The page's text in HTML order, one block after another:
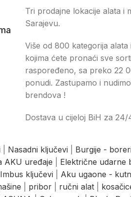
Tri prodajne lokacije alata i
Sarajevu.
Više od 800 kategorija alata
kojima ćete pronaći sve
raspoređeno, sa preko 22
ponudi. Zastupamo i
brendova !
Dostava u cijeloj BiH za 24/
Nasadni ključevi Burgije -
AKU uređaje Električne udarne
Imbus ključevi Aku ugaone -
pribor ručni alat